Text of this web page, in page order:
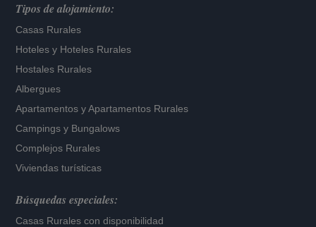
Tipos de alojamiento:
Casas Rurales
Hoteles y Hoteles Rurales
Hostales Rurales
Albergues
Apartamentos yApartamentos Rurales
Campings y Bungalows
Complejos Rurales
Viviendas turísticas
Búsquedas especiales:
Casas Rurales con disponibilidad